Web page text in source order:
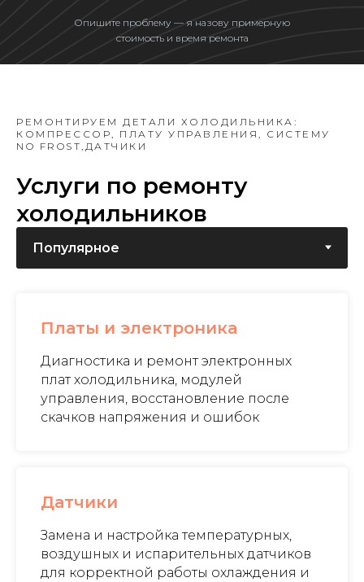
Опишите проблему — я назову примерную
стоимость и время ремонта
РЕМОНТИРУЕМ ДЕТАЛИ ХОЛОДИЛЬНИКА:
КОМПРЕССОР, ПЛАТУ УПРАВЛЕНИЯ, СИСТЕМУ
NO FROST,ДАТЧИКИ
Услуги по ремонту
холодильников
Платы и электроника
Диагностика и ремонт электронных
плат холодильника, модулей
управления, восстановление после
скачков напряжения и ошибок
Датчики
Замена и настройка температурных,
воздушных и испарительных датчиков
для корректной работы охлаждения и